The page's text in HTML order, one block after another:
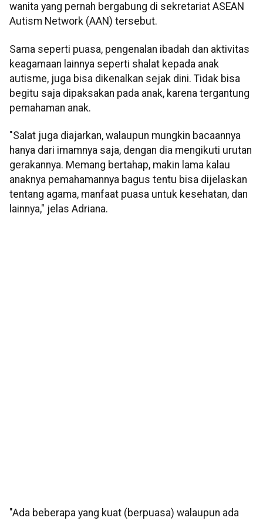
wanita yang pernah bergabung di sekretariat ASEAN
Autism Network (AAN) tersebut.
Sama seperti puasa, pengenalan ibadah dan aktivitas
keagamaan lainnya seperti shalat kepada anak
autisme, juga bisa dikenalkan sejak dini. Tidak bisa
begitu saja dipaksakan pada anak, karena tergantung
pemahaman anak.
"Salat juga diajarkan, walaupun mungkin bacaannya
hanya dari imamnya saja, dengan dia mengikuti urutan
gerakannya. Memang bertahap, makin lama kalau
anaknya pemahamannya bagus tentu bisa dijelaskan
tentang agama, manfaat puasa untuk kesehatan, dan
lainnya," jelas Adriana.
"Ada beberapa yang kuat (berpuasa) walaupun ada